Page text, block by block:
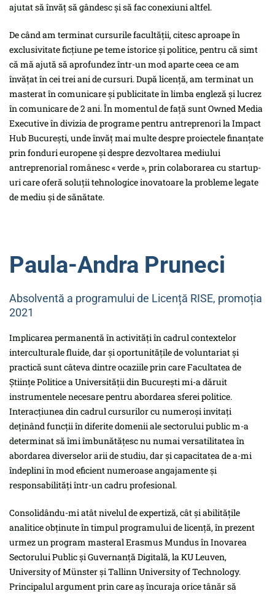
ajutat să învăț să gândesc și să fac conexiuni altfel.
De când am terminat cursurile facultății, citesc aproape în
exclusivitate ficțiune pe teme istorice și politice, pentru că simt
că mă ajută să aprofundez într-un mod aparte ceea ce am
învățat în cei trei ani de cursuri. După licență, am terminat un
masterat în comunicare și publicitate în limba engleză și lucrez
în comunicare de 2 ani. În momentul de față sunt Owned Media
Executive în divizia de programe pentru antreprenori la Impact
Hub București, unde învăț mai multe despre proiectele finanțate
prin fonduri europene și despre dezvoltarea mediului
antreprenorial românesc « verde », prin colaborarea cu startup-
uri care oferă soluții tehnologice inovatoare la probleme legate
de mediu și de sănătate.
Paula-Andra Pruneci
Absolventă a programului de Licență RISE, promoția
2021
Implicarea permanentă în activități în cadrul contextelor
interculturale fluide, dar și oportunitățile de voluntariat și
practică sunt câteva dintre ocaziile prin care Facultatea de
Științe Politice a Universității din București mi-a dăruit
instrumentele necesare pentru abordarea sferei politice.
Interacțiunea din cadrul cursurilor cu numeroși invitați
deținând funcții în diferite domenii ale sectorului public m-a
determinat să îmi îmbunătățesc nu numai versatilitatea în
abordarea diverselor arii de studiu, dar și capacitatea de a-mi
îndeplini în mod eficient numeroase angajamente și
responsabilități într-un cadru profesional.
Consolidându-mi atât nivelul de expertiză, cât și abilitățile
analitice obținute în timpul programului de licență, în prezent
urmez un program masteral Erasmus Mundus în Inovarea
Sectorului Public și Guvernanță Digitală, la KU Leuven,
University of Münster și Tallinn University of Technology.
Principalul argument prin care aș încuraja orice tânăr să